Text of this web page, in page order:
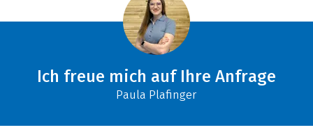
Ich freue mich auf Ihre Anfrage
Paula Plafinger